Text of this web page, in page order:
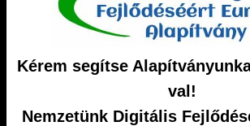
Kérem segítse
val!
Nemzetünk Digitális